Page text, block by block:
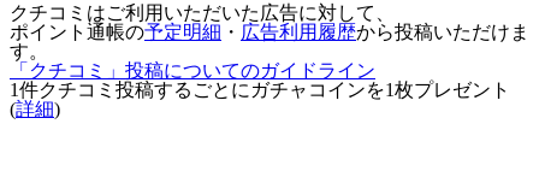
クチコミはご利用いただいた広告に対して、
ポイント通帳の予定明細 ・ 広告利用履歴から投稿いただけま
す。
「クチコミ」投稿についてのガイドライン
1件クチコミ投稿するごとに ガチャコインを1枚プレゼント
(詳細)